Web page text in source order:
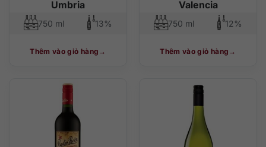
Umbria
750 ml 13%
Thêm vào giỏ hàng
Valencia
750 ml 12%
Thêm vào giỏ hàng